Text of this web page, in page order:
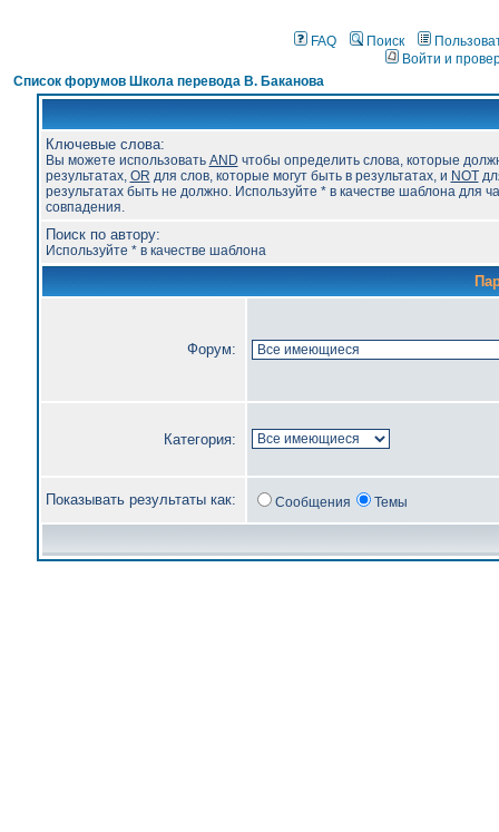
FAQ Поиск
Войти и
Список форумов Школа перевода В. Баканова
Ключевые слова:
Вы можете использовать AND чтобы определить слова, которые
результатах, OR для слов, которые могут быть в результатах, и NOT
результатах быть не должно. Используйте * в качестве шаблона для
совпадения.
Поиск по автору:
Используйте * в качестве шаблона
Форум:
Категория:
Показывать результаты как: Сообщения Темы